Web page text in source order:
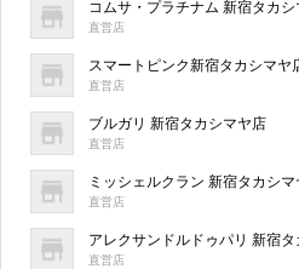
コムサ・プラチナム 新宿タカ
直営店
スマートピンク新宿タカシマヤ
直営店
ブルガリ 新宿タカシマヤ店
直営店
ミッシェルクラン 新宿タカシ
直営店
アレクサンドルドゥパリ 新宿
直営店